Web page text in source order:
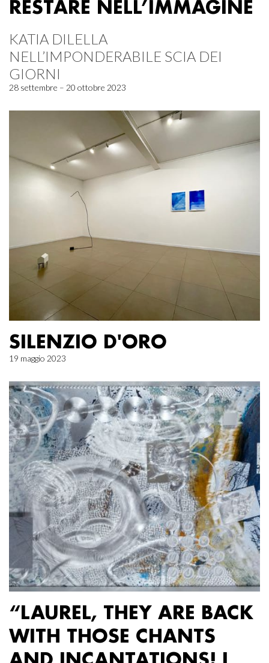
RESTARE NELL’IMMAGINE
KATIA DILELLA
NELL’IMPONDERABILE SCIA DEI
GIORNI
28 settembre – 20 ottobre 2023
SILENZIO D'ORO
19 maggio 2023
“LAUREL, THEY ARE BACK
WITH THOSE CHANTS